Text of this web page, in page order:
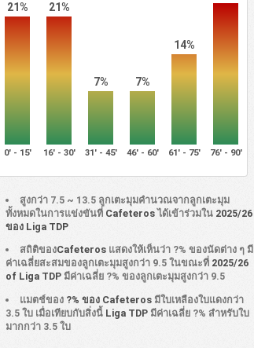
21% 21%
7% 7%
14%
0' - 15' 16' - 30' 31' - 45' 46' - 60' 61' - 75' 76' - 90'
สูงกว่า 7.5 ~ 13.5 ลูกเตะมุมคำนวณจากลูกเตะมุม
ทั้งหมดในการแข่งขันที่ Cafeterosได้เข้าร่วมใน 2025/26
ของ Liga TDP
สถิติของCafeterosแสดงให้เห็นว่า ?% ของนัดต่าง ๆ มี
ค่าเฉลี่ยสะสมของลูกเตะมุมสูงกว่า 9.5 ในขณะที่ 2025/26
of Liga TDP มีค่าเฉลี่ย ?% ของลูกเตะมุมสูงกว่า 9.5
แมตช์ของ ?% ของ Cafeterosมีใบเหลืองใบแดงกว่า
3.5 ใบ เมื่อเทียบกับสิ่งนี้ Liga TDP มีค่าเฉลี่ย ?% สำหรับใบ
มากกว่า 3.5 ใบ